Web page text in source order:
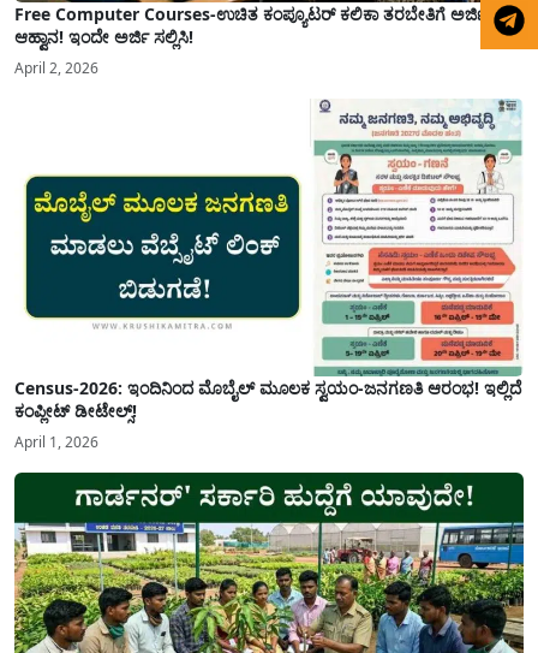
Free Computer Courses-ಉಚಿತ ಕಂಪ್ಯೂಟರ್ ಕಲಿಕಾ ತರಬೇತಿಗೆ ಅರ್ಜಿ
ಆಹ್ವಾನ! ಇಂದೇ ಅರ್ಜಿ ಸಲ್ಲಿಸಿ!
April 2, 2026
Census-2026: ಇಂದಿನಿಂದ ಮೊಬೈಲ್ ಮೂಲಕ ಸ್ವಯಂ-ಜನಗಣತಿ ಆರಂಭ! ಇಲ್ಲಿದೆ
ಕಂಪ್ಲೀಟ್ ಡೀಟೇಲ್ಸ್!
April 1, 2026